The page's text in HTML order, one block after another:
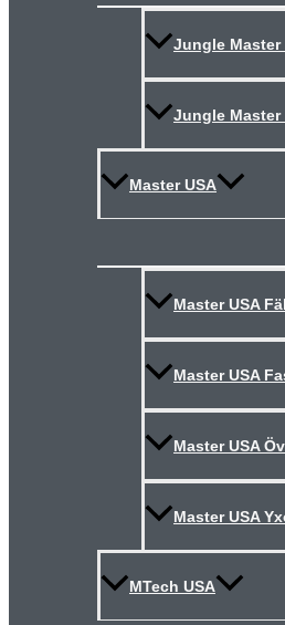
Jungle Master
Jungle Master
Master USA
Master USA
Master USA
Master USA
Master USA
MTech USA